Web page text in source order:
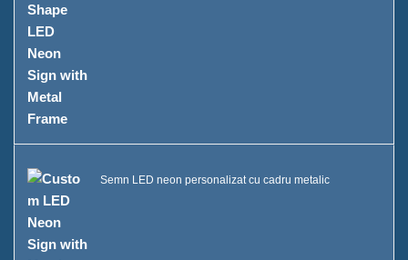
Semn LED neon personalizat cu cadru metalic